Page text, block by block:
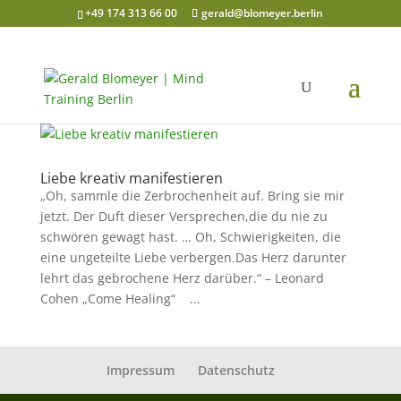
+49 174 313 66 00 gerald@blomeyer.berlin
Liebe kreativ manifestieren
„Oh, sammle die Zerbrochenheit auf. Bring sie mir
jetzt. Der Duft dieser Versprechen,die du nie zu
schwören gewagt hast. … Oh, Schwierigkeiten, die
eine ungeteilte Liebe verbergen.Das Herz darunter
lehrt das gebrochene Herz darüber.“ – Leonard
Cohen „Come Healing“ ...
Impressum Datenschutz